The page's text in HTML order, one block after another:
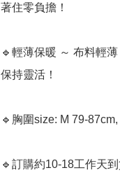
著住零負擔！
🔹輕薄保暖 ～ 布料輕
保持靈活！
🔹胸圍size: M 79-
🔹訂購約10-18工作天